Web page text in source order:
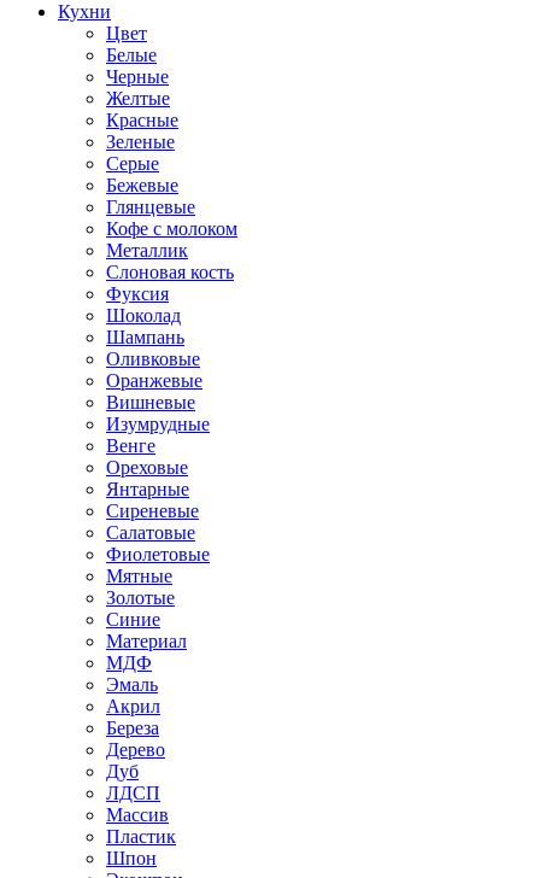
Кухни
Цвет
Белые
Черные
Желтые
Красные
Зеленые
Серые
Бежевые
Глянцевые
Кофе с молоком
Металлик
Слоновая кость
Фуксия
Шоколад
Шампань
Оливковые
Оранжевые
Вишневые
Изумрудные
Венге
Ореховые
Янтарные
Сиреневые
Салатовые
Фиолетовые
Мятные
Золотые
Синие
Материал
МДФ
Эмаль
Акрил
Береза
Дерево
Дуб
ЛДСП
Массив
Пластик
Шпон